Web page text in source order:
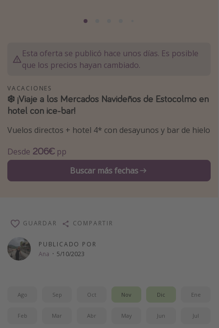
Tailandia
Albania
Glamping
Viajar sola como mujer
Viajes para singles
Escapadas románticas
Más temas
Esta oferta se publicó hace unos días. Es posible
que los precios hayan cambiado.
VACACIONES
❄️ ¡Viaje a los Mercados Navideños de Estocolmo en
hotel con ice-bar!
Vuelos directos + hotel 4* con desayunos y bar de hielo
Desde 206€ pp
Buscar más fechas
PUBLICADO POR
Ana · 5/10/2023
GUARDAR COMPARTIR
Ago Sep Oct Nov Dic Ene
Feb Mar Abr May Jun Jul